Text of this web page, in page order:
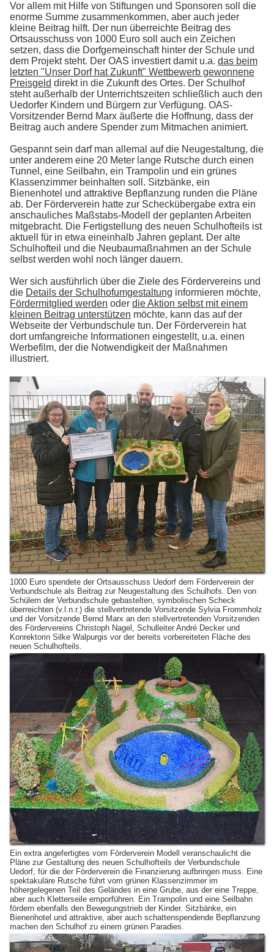
Vor allem mit Hilfe von Stiftungen und Sponsoren soll die
enorme Summe zusammenkommen, aber auch jeder
kleine Beitrag hilft. Der nun überreichte Beitrag des
Ortsausschuss von 1000 Euro soll auch ein Zeichen
setzen, dass die Dorfgemeinschaft hinter der Schule und
dem Projekt steht. Der OAS investiert damit u.a. das beim
letzten "Unser Dorf hat Zukunft" Wettbewerb gewonnene
Preisgeld direkt in die Zukunft des Ortes. Der Schulhof
steht außerhalb der Unterrichtszeiten schließlich auch den
Uedorfer Kindern und Bürgern zur Verfügung. OAS-
Vorsitzender Bernd Marx äußerte die Hoffnung, dass der
Beitrag auch andere Spender zum Mitmachen animiert.
Gespannt sein darf man allemal auf die Neugestaltung, die
unter anderem eine 20 Meter lange Rutsche durch einen
Tunnel, eine Seilbahn, ein Trampolin und ein grünes
Klassenzimmer beinhalten soll. Sitzbänke, ein
Bienenhotel und attraktive Bepflanzung runden die Pläne
ab. Der Förderverein hatte zur Scheckübergabe extra ein
anschauliches Maßstabs-Modell der geplanten Arbeiten
mitgebracht. Die Fertigstellung des neuen Schulhofteils ist
aktuell für in etwa eineinhalb Jahren geplant. Der alte
Schulhofteil und die Neubaumaßnahmen an der Schule
selbst werden wohl noch länger dauern.
Wer sich ausführlich über die Ziele des Fördervereins und
die Details der Schulhofumgestaltung informieren möchte,
Fördermitglied werden oder die Aktion selbst mit einem
kleinen Beitrag unterstützen möchte, kann das auf der
Webseite der Verbundschule tun. Der Förderverein hat
dort umfangreiche Informationen eingestellt, u.a. einen
Werbefilm, der die Notwendigkeit der Maßnahmen
illustriert.
1000 Euro spendete der Ortsausschuss Uedorf dem Förderverein der
Verbundschule als Beitrag zur Neugestaltung des Schulhofs. Den von
Schülern der Verbundschule gebastelten, symbolischen Scheck
überreichten (v.l.n.r.) die stellvertretende Vorsitzende Sylvia Frommholz
und der Vorsitzende Bernd Marx an den stellvertretenden Vorsitzenden
des Fördervereins Christoph Nagel, Schulleiter André Decker und
Konrektorin Silke Walpurgis vor der bereits vorbereiteten Fläche des
neuen Schulhofteils.
Ein extra angefertigtes vom Förderverein Modell veranschaulicht die
Pläne zur Gestaltung des neuen Schulhofteils der Verbundschule
Uedorf, für die der Förderverein die Finanzierung aufbringen muss. Eine
spektakuläre Rutsche führt vom grünen Klassenzimmer im
höhergelegenen Teil des Geländes in eine Grube, aus der eine Treppe,
aber auch Kletterseile emporführen. Ein Trampolin und eine Seilbahn
fördern ebenfalls den Bewegungstrieb der Kinder. Sitzbänke, ein
Bienenhotel und attraktive, aber auch schattenspendende Bepflanzung
machen den Schulhof zu einem grünen Paradies.